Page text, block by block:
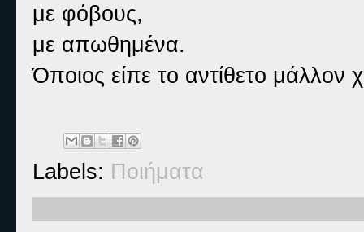
με φόβους,
με απωθημένα.
Όποιος είπε το αντίθετο μάλλον
Labels: Ποιήματα